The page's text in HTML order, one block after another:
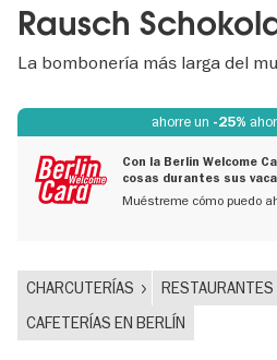
Rausch
La bombonería más larga del
ahorre un -25%
Con la Berlin Welcome
cosas durantes sus
Muéstreme cómo puedo
CHARCUTERÍAS
CAFETERÍAS EN BERLÍN